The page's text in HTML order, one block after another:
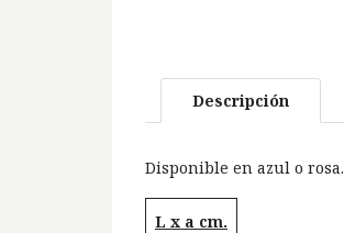
Descripción
Disponible en azul o rosa.
L x a cm.